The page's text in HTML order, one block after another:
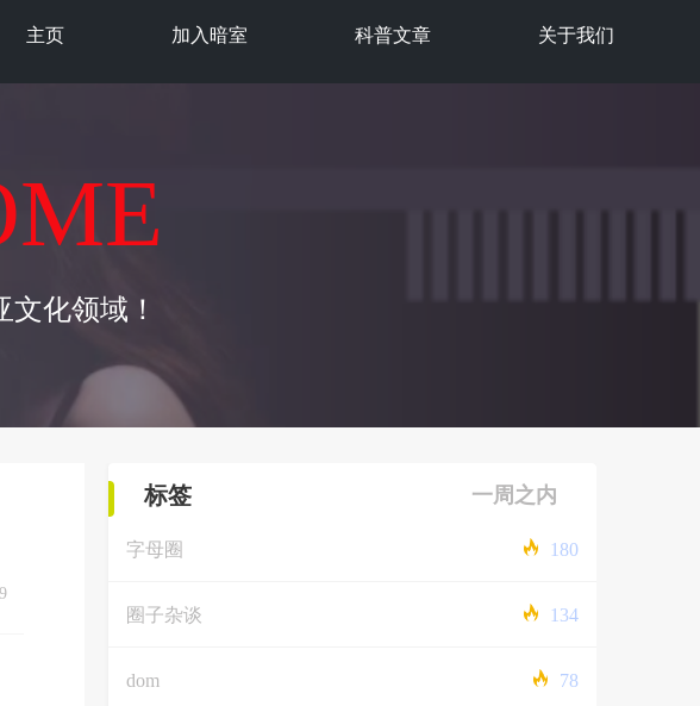
主页 加入暗室 科普文章 关于我们
化领域！
标签 一周之内
字母圈 180
圈子杂谈 134
dom 78